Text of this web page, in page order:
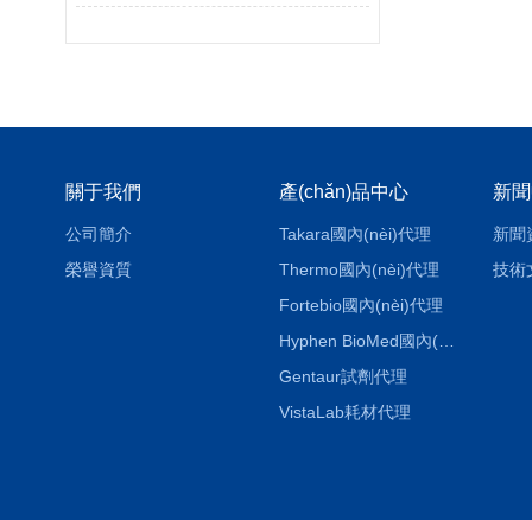
關于我們
公司簡介
榮譽資質
產(chǎn)品中心
Takara國內(nèi)代理
Thermo國內(nèi)代理
Fortebio國內(nèi)代理
Hyphen BioMed國內(nèi)代理
Gentaur試劑代理
VistaLab耗材代理
新
新聞
技術